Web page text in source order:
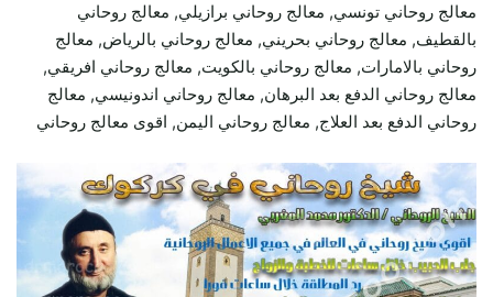
معالج روحاني تونسي, معالج روحاني برازيلي, معالج روحاني
بالقطيف, معالج روحاني بحريني, معالج روحاني بالرياض, معالج
روحاني بالامارات, معالج روحاني بالكويت, معالج روحاني افريقي,
معالج روحاني الدفع بعد البرهان, معالج روحاني اندونيسي, معالج
روحاني الدفع بعد العلاج, معالج روحاني اليمن, اقوى معالج روحاني